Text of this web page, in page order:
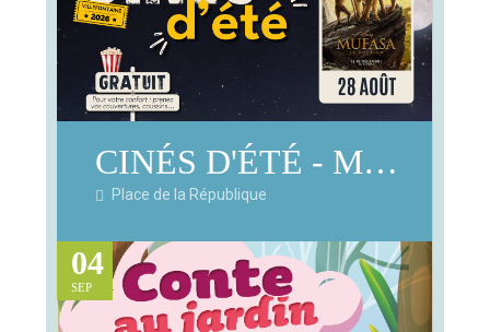
CINÉS D'ÉTÉ - MUFASA : LE ROI LION
Place de la République
04
SEP